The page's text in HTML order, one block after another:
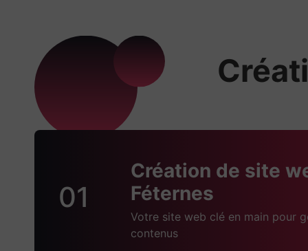
01
Création de site
Féternes
Votre site web clé en main pour
contenus